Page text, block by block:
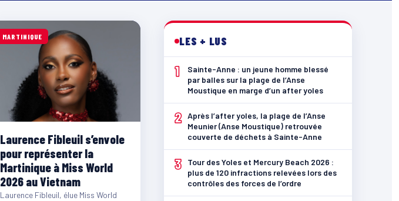
MARTINIQUE
Laurence Fibleuil s’envole
pour représenter la
Martinique à Miss World
2026 au Vietnam
Laurence Fibleuil, élue Miss World
LES + LUS
1
Sainte-Anne : un jeune homme blessé
par balles sur la plage de l’Anse
Moustique en marge d’un after yoles
2 Après l’after yoles, la plage de l’Anse
Meunier (Anse Moustique) retrouvée
couverte de déchets à Sainte-Anne
3
Tour des Yoles et Mercury Beach 2026 :
plus de 120 infractions relevées lors des
contrôles des forces de l’ordre